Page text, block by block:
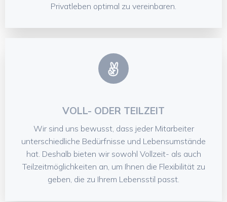
Privatleben optimal zu vereinbaren.
VOLL- ODER TEILZEIT
Wir sind uns bewusst, dass jeder Mitarbeiter
unterschiedliche Bedürfnisse und Lebensumstände
hat. Deshalb bieten wir sowohl Vollzeit- als auch
Teilzeitmöglichkeiten an, um Ihnen die Flexibilität zu
geben, die zu Ihrem Lebensstil passt.